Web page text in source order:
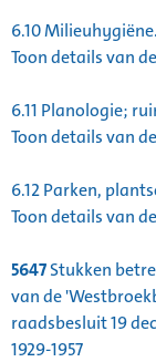
6.10
Toon details van
6.11 Planologie;
Toon details van
6.12Parken,
Toon details van
5647Stukken
van de
raadsbesluit 19
1929-1957